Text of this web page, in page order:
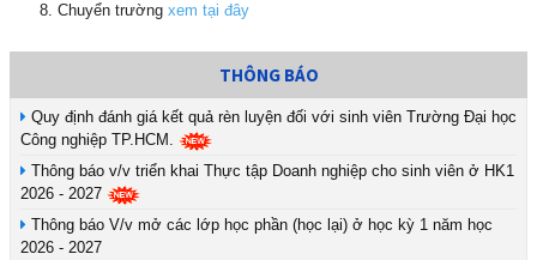
Chuyển trường xem tại đây
THÔNG BÁO
Quy định đánh giá kết quả rèn luyện đối với sinh viên Trường Đại học
Công nghiệp TP.HCM.
Thông báo v/v triển khai Thực tập Doanh nghiệp cho sinh viên ở HK1
2026 - 2027
Thông báo V/v mở các lớp học phần (học lại) ở học kỳ 1 năm học
2026 - 2027